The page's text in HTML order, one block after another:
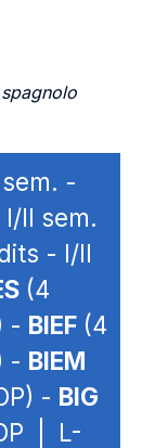
-
II sem.
- I/II
(4
- BIEF (4
- BIEM
- BIG
| L-